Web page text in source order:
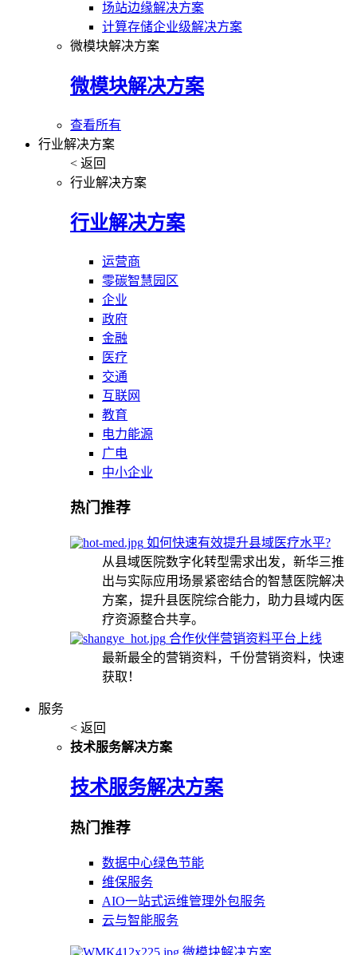
场站边缘解决方案
计算存储企业级解决方案
微模块解决方案
微模块解决方案
查看所有
行业解决方案
< 返回
行业解决方案
行业解决方案
运营商
零碳智慧园区
企业
政府
金融
医疗
交通
互联网
教育
电力能源
广电
中小企业
热门推荐
如何快速有效提升县域医疗水平?
从县域医院数字化转型需求出发，新华三推
出与实际应用场景紧密结合的智慧医院解决
方案，提升县医院综合能力，助力县域内医
疗资源整合共享。
合作伙伴营销资料平台上线
最新最全的营销资料，千份营销资料，快速
获取！
服务
< 返回
技术服务解决方案
技术服务解决方案
热门推荐
数据中心绿色节能
维保服务
AIO一站式运维管理外包服务
云与智能服务
微模块解决方案